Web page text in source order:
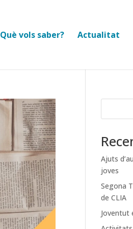
Què vols saber? Actualitat
Ajuts
joves
Segona
de CLIA
Joventut